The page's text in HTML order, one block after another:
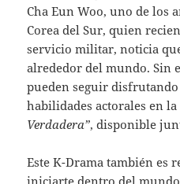
Cha Eun Woo, uno de los
Corea del Sur, quien
servicio militar, noticia
alrededor del mundo. Sin
pueden seguir
habilidades actorales en la
Verdadera”, disponible
Este K-Drama también es
iniciarte dentro del